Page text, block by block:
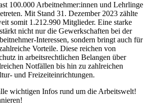
100.000 Arbeitnehmer:innen und Lehrlinge
Mit Stand 31. Dezember 2023 zählte
somit 1.212.990 Mitglieder. Eine starke
nicht nur die Gewerkschaften bei der
Interessen, sondern bringt auch für
Vorteile. Diese reichen von
in arbeitsrechtlichen Belangen über
Notfällen bis hin zu zahlreichen
und Freizeiteinrichtungen.
wichtigen Infos rund um die Arbeitswelt!